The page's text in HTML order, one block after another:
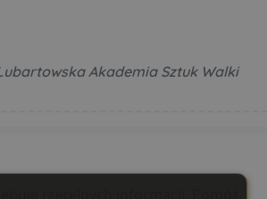
Akademia Sztuk Walki
rzetelnych informacji. Pomóż